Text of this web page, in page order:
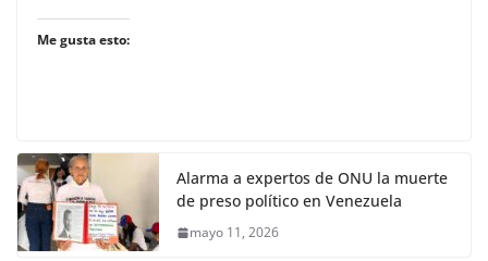
Me gusta esto:
Alarma a expertos de ONU la muerte
de preso político en Venezuela
mayo 11, 2026